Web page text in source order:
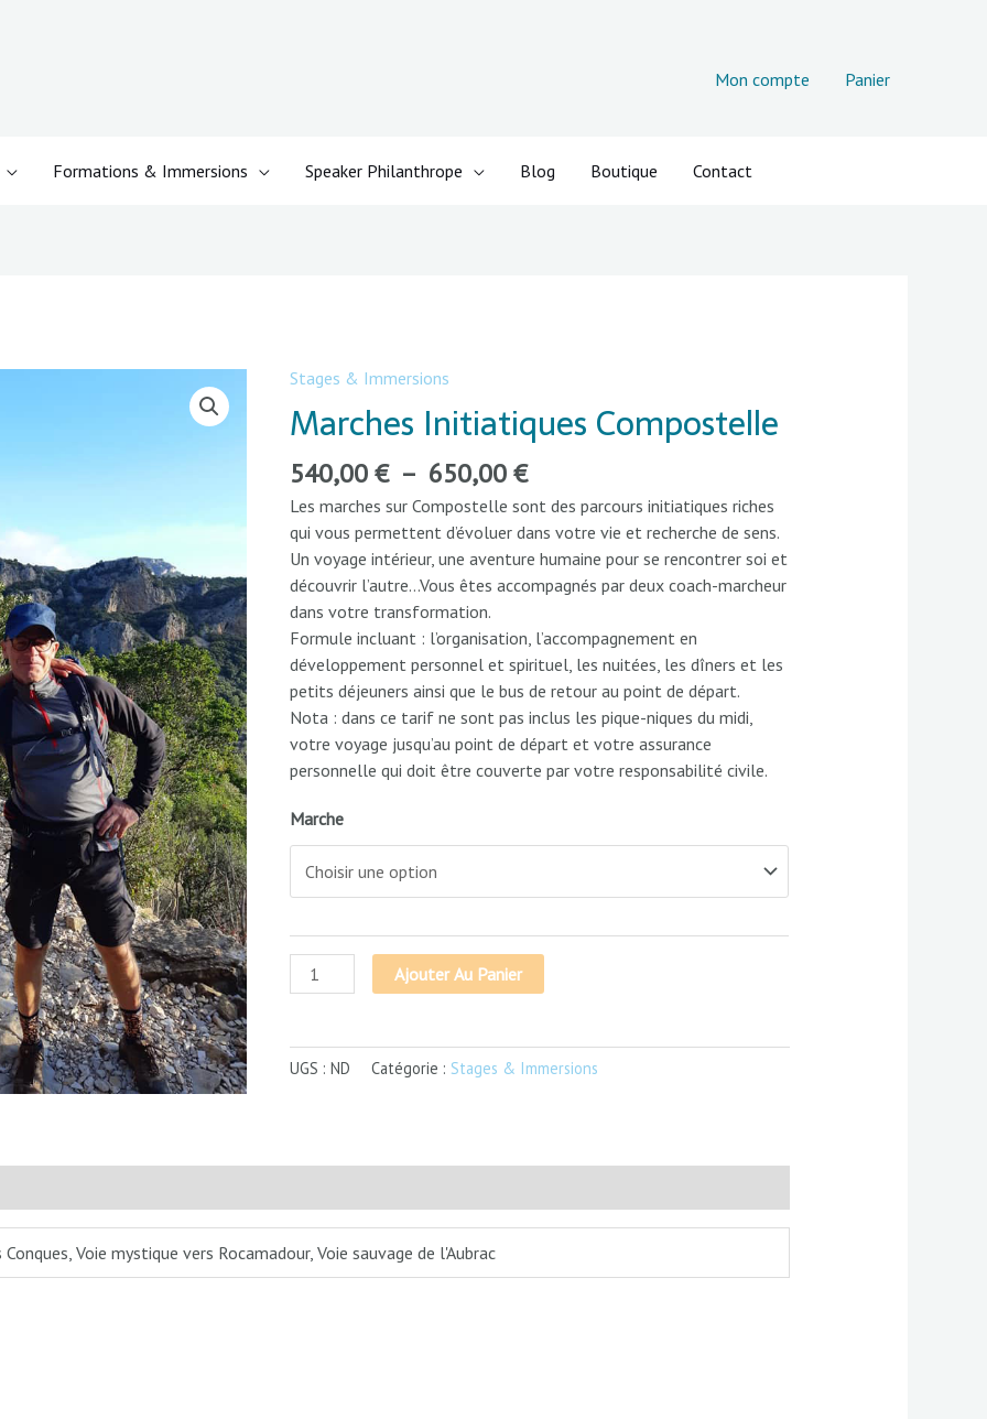
Mon compte Panier
Formations & Immersions Speaker Philanthrope Blog Boutique Contact
Stages & Immersions
Marches Initiatiques Compostelle
540,00€ – 650,00€
prix :
540,00 €
à
650,00 €
Les marches sur Compostelle sont des parcours initiatiques riches
qui vous permettent d’évoluer dans votre vie et recherche de sens.
Un voyage intérieur, une aventure humaine pour se rencontrer soi et
découvrir l’autre…Vous êtes accompagnés par deux coach-marcheur
dans votre transformation.
Formule incluant : l’organisation, l’accompagnement en
développement personnel et spirituel, les nuitées, les dîners et les
petits déjeuners ainsi que le bus de retour au point de départ.
Nota : dans ce tarif ne sont pas inclus les pique-niques du midi,
votre voyage jusqu’au point de départ et votre assurance
personnelle qui doit être couverte par votre responsabilité civile.
Marche
quantité
de
Marches
Initiatiques
Compostelle
Ajouter Au Panier
UGS :ND Catégorie : Stages & Immersions
Conques, Voie mystique vers Rocamadour, Voie sauvage de l'Aubrac